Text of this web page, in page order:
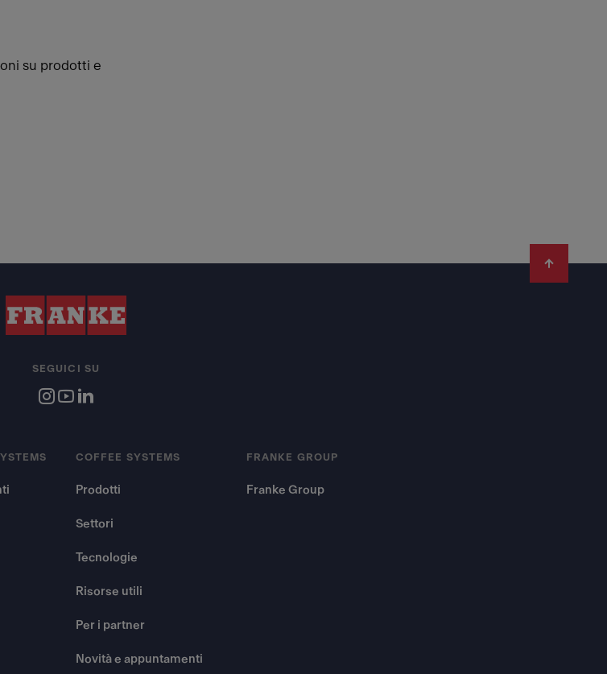
su prodotti e
COFFEE SYSTEMS
Prodotti
Settori
Tecnologie
Risorse utili
Per i partner
Novità e appuntamenti
FRANKE GROUP
Franke Group
SEGUICI SU